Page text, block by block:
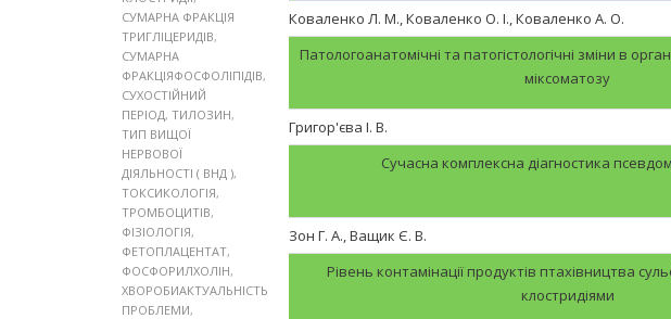
СУМАРНА ФРАКЦІЯ
ТРИГЛІЦЕРИДІВ,
СУМАРНА
ФРАКЦІЯФОСФОЛІПІДІВ,
СУХОСТІЙНИЙ
ПЕРІОД, ТИЛОЗИН,
ТИП ВИЩОЇ
НЕРВОВОЇ
ДІЯЛЬНОСТІ ( ВНД ),
ТОКСИКОЛОГІЯ,
ТРОМБОЦИТІВ,
ФІЗІОЛОГІЯ,
ФЕТОПЛАЦЕНТАТ,
ФОСФОРИЛХОЛІН,
ХВОРОБИАКТУАЛЬНІСТЬ
ПРОБЛЕМИ,
Коваленко Л. М., Коваленко О. І., Коваленко А. О.
Патологоанатомічні та патогістологічні зміни в
міксоматозу
Григор'єва І. В.
Сучасна комплексна діагностика
Зон Г. А., Ващик Є. В.
Рівень контамінації продуктів птахівництва
клостридіями